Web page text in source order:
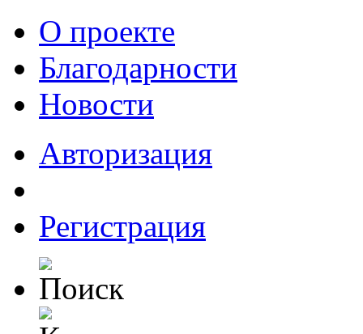
О проекте
Благодарности
Новости
Авторизация
Регистрация